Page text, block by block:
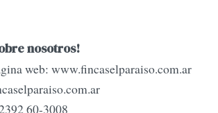
nosotros!
web: www.fincaselparaiso.com.ar
60-3008